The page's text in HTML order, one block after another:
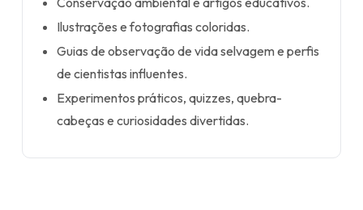
Ilustrações e fotografias coloridas.
Guias de observação de vida selvagem e perfis
de cientistas influentes.
Experimentos práticos, quizzes, quebra-
cabeças e curiosidades divertidas.